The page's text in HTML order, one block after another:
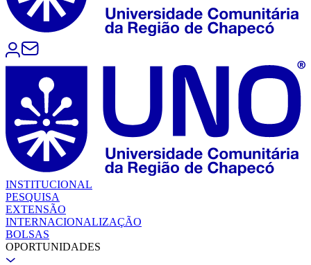
INSTITUCIONAL
PESQUISA
EXTENSÃO
INTERNACIONALIZAÇÃO
BOLSAS
OPORTUNIDADES